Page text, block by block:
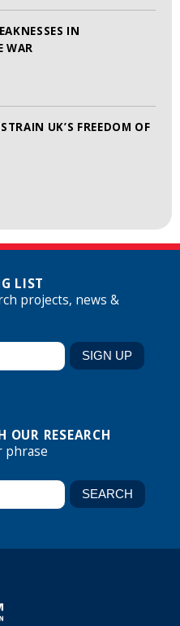
IN
WAR
UK’S FREEDOM OF
LIST
projects, news &
OUR RESEARCH
phrase